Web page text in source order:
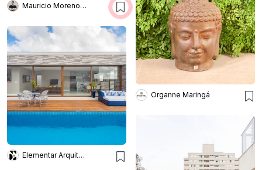
Mauricio Moreno Fotografia
Organne Maringá
Elementar Arquitetura